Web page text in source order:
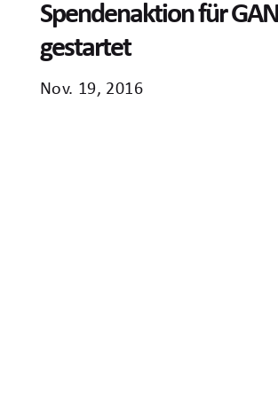
Spendenaktion für
gestartet
Nov. 19, 2016